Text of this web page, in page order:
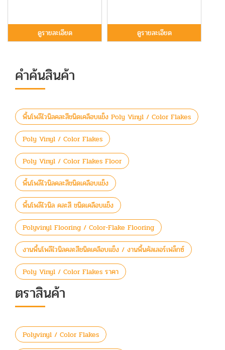
ดูรายละเอียด ดูรายละเอียด
คำค้นสินค้า
พื้นโพลีไวนิลคละสีชนิดเคลือบแข็ง Poly Vinyl / Color Flakes
Poly Vinyl / Color Flakes
Poly Vinyl / Color Flakes Floor
พื้นโพลีไวนิลคละสีชนิดเคลือบแข็ง
พื้นโพลีไวนิล คละสี ชนิดเคลือบแข็ง
Polyvinyl Flooring / Color-Flake Flooring
งานพื้นโพลีไวนิลคละสีชนิดเคลือบแข็ง / งานพื้นคัลเลอร์เฟล็กซ์
Poly Vinyl / Color Flakes ราคา
ตราสินค้า
Polyvinyl / Color Flakes